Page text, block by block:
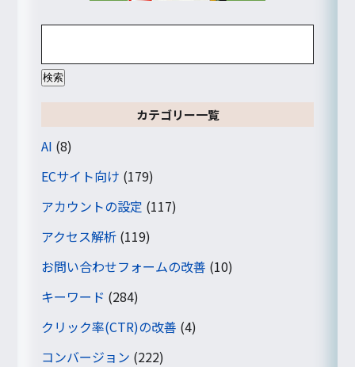
カテゴリー一覧
AI (8)
ECサイト向け (179)
アカウントの設定 (117)
アクセス解析 (119)
お問い合わせフォームの改善 (10)
キーワード (284)
クリック率(CTR)の改善 (4)
コンバージョン (222)